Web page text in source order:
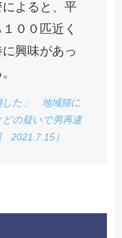
よると、平
００匹近く
興味があっ
した」 地域猫に
どの疑いで男再逮
2021.7.15）